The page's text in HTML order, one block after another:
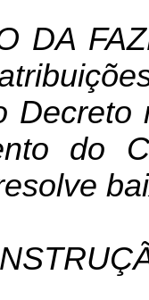
DA
Decreto
do